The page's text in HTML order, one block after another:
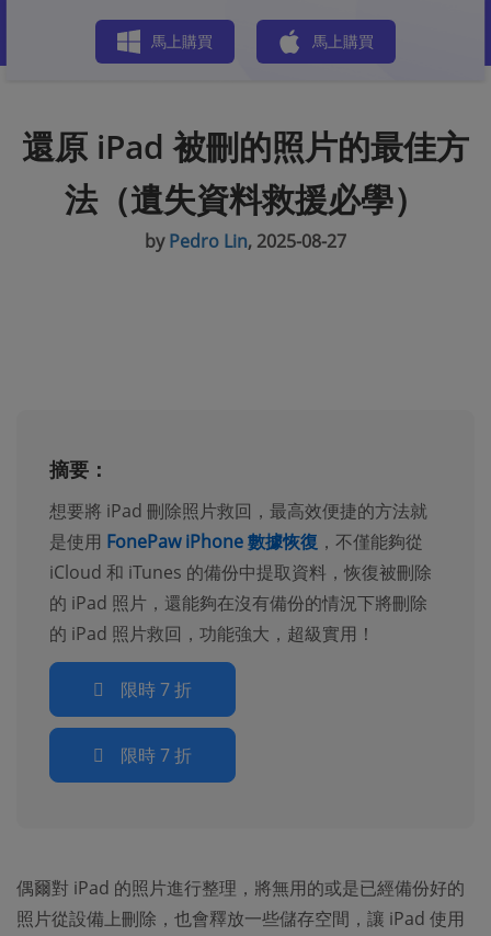
馬上購買 馬上購買
還原 iPad 被刪的照片的最佳方
法（遺失資料救援必學）
byPedro Lin, 2025-08-27
摘要：
想要將 iPad 刪除照片救回，最高效便捷的方法就
是使用 FonePaw iPhone 數據恢復 ，不僅能夠從
iCloud 和 iTunes 的備份中提取資料，恢復被刪除
的 iPad 照片，還能夠在沒有備份的情況下將刪除
的 iPad 照片救回，功能強大，超級實用！
限時 7 折
限時 7 折
偶爾對 iPad 的照片進行整理，將無用的或是已經備份好的
照片從設備上刪除，也會釋放一些儲存空間，讓 iPad 使用